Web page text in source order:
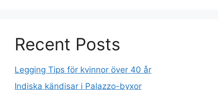
Recent Posts
Legging Tips för kvinnor över 40 år
Indiska kändisar i Palazzo-byxor